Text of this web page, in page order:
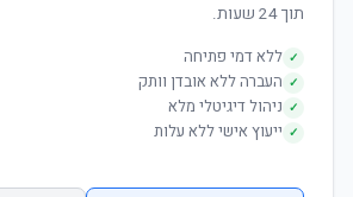
תוך 24 שעות.
✓ ללא דמי פתיחה
✓ העברה ללא אובדן וותק
✓ ניהול דיגיטלי מלא
✓ ייעוץ אישי ללא עלות